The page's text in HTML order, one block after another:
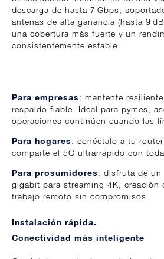
descarga de hasta 7 Gbps,
antenas de alta ganancia (hasta 9
una cobertura más fuerte y un
consistentemente estable.
Para empresas: mantente
respaldo fiable. Ideal para pymes,
operaciones continúen cuando las
Para hogares: conéctalo a tu
comparte el 5G ultrarrápido con
Para prosumidores: disfruta de
gigabit para streaming 4K, creación
trabajo remoto sin compromisos.
Instalación rápida.
Conectividad más inteligente